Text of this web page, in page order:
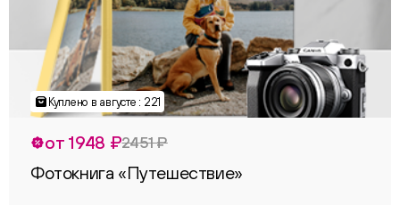
Куплено в августе : 221
от 1948 ₽2451 ₽
Фотокнига «Путешествие»